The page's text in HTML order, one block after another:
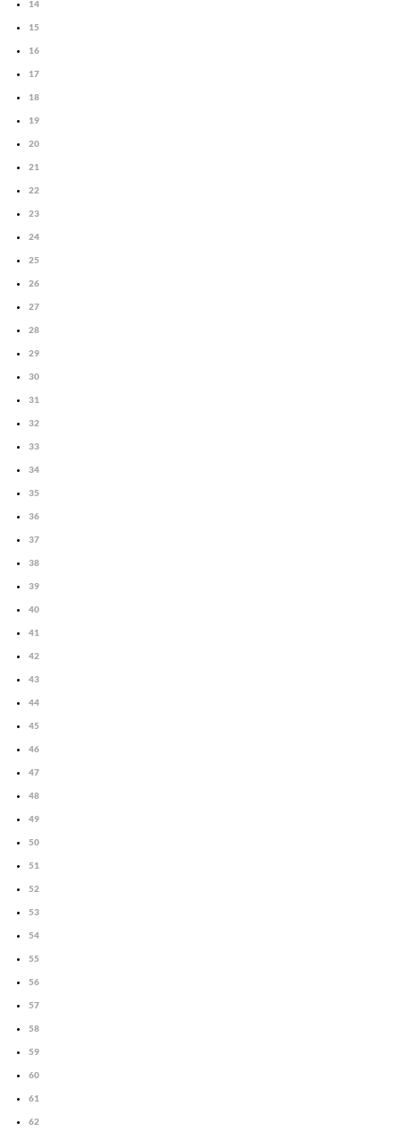
14
15
16
17
18
19
20
21
22
23
24
25
26
27
28
29
30
31
32
33
34
35
36
37
38
39
40
41
42
43
44
45
46
47
48
49
50
51
52
53
54
55
56
57
58
59
60
61
62